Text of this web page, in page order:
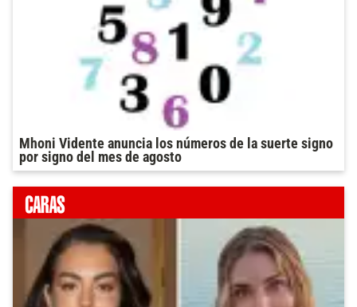
Mhoni Vidente anuncia los números de la suerte signo
por signo del mes de agosto